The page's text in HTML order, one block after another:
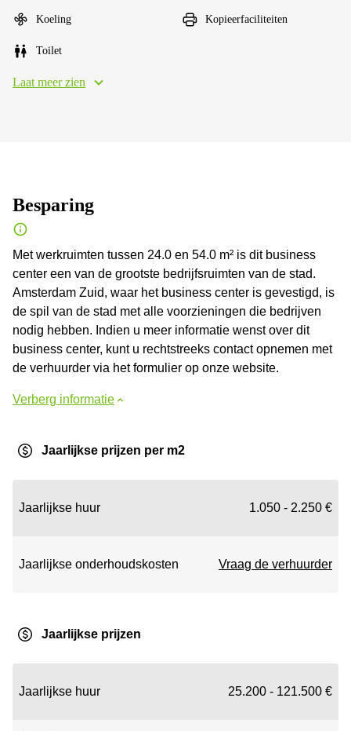
Koeling Kopieerfaciliteiten
Toilet
Laat meer zien
Besparing
Met werkruimten tussen 24.0 en 54.0 m² is dit business
center een van de grootste bedrijfsruimten van de stad.
Amsterdam Zuid, waar het business center is gevestigd, is
de spil van de stad met alle voorzieningen die bedrijven
nodig hebben. Indien u meer informatie wenst over dit
business center, kunt u rechtstreeks contact opnemen met
de verhuurder via het formulier op onze website.
Verberg informatie
Jaarlijkse prijzen per m2
Jaarlijkse huur 1.050 - 2.250 €
Jaarlijkse onderhoudskosten Vraag de verhuurder
Jaarlijkse prijzen
Jaarlijkse huur 25.200 - 121.500 €